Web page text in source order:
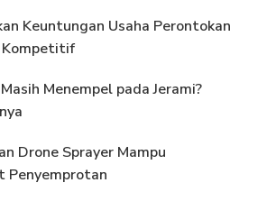
Keuntungan Usaha Perontokan
Kompetitif
Menempel pada Jerami?
Drone Sprayer Mampu
Penyemprotan